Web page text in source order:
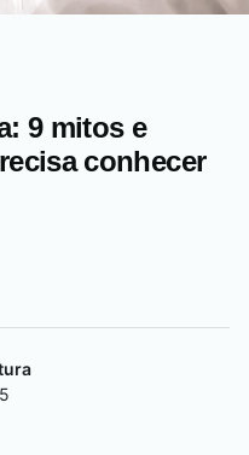
Saúde do homem
9 mitos e
conhecer